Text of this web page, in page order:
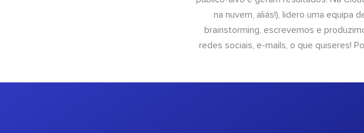
na nuvem, aliás!), lidero uma equipa
brainstorming, escrevemos e
redes sociais, e-mails, o que quiseres!